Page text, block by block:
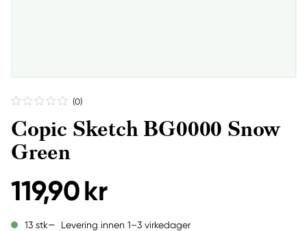
(0)
Copic Sketch BG0000 Snow
Green
119,90 kr
13 stk Levering innen 1–3 virkedager